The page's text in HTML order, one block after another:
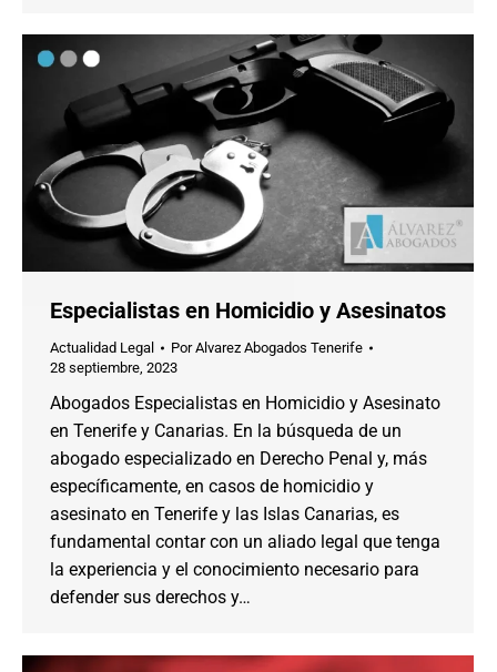
Especialistas en Homicidio y Asesinatos
Actualidad Legal PorAlvarez Abogados Tenerife
28 septiembre, 2023
Abogados Especialistas en Homicidio y Asesinato
en Tenerife y Canarias. En la búsqueda de un
abogado especializado en Derecho Penal y, más
específicamente, en casos de homicidio y
asesinato en Tenerife y las Islas Canarias, es
fundamental contar con un aliado legal que tenga
la experiencia y el conocimiento necesario para
defender sus derechos y…